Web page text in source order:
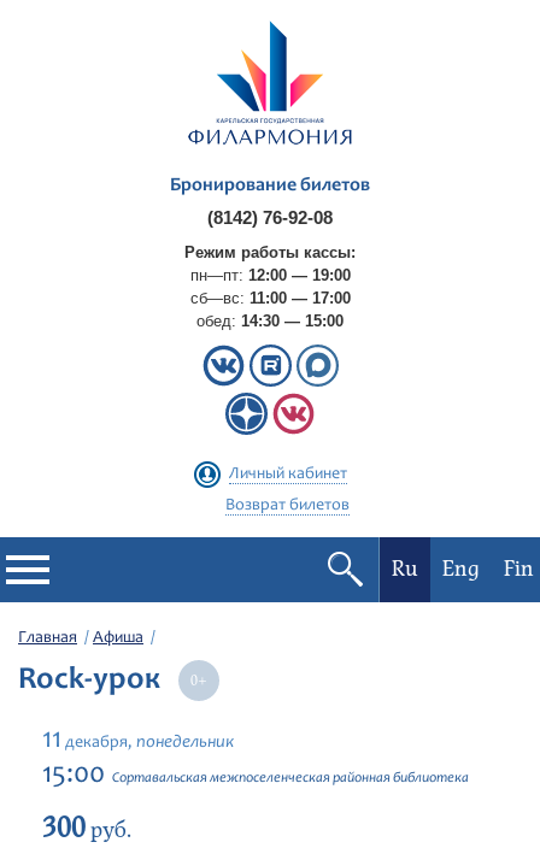
Бронирование билетов
(8142) 76-92-08
Режим работы кассы:
пн—пт: 12:00 — 19:00
сб—вс: 11:00 — 17:00
обед: 14:30 — 15:00
Личный кабинет
Возврат билетов
Филармония
Фестивали
Абонементы
Ru Eng Fin
Главная Афиша
Rock-урок
11 декабря, понедельник
15:00 Сортавальская межпоселенческая районная библиотека
300руб.